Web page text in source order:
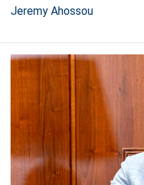
Jeremy Ahossou